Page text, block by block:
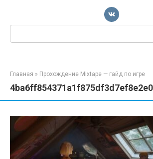
Поиск:
Главная » Прохождение Mixtape — гайд по игре